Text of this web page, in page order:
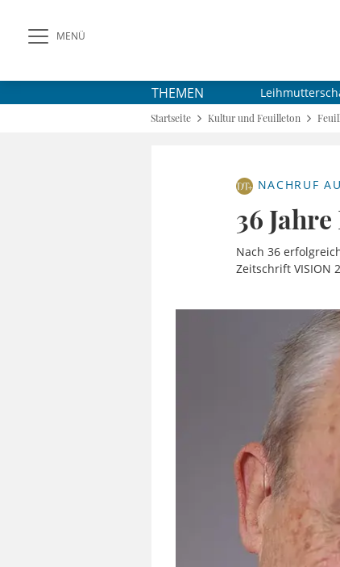
MENÜ
THEMEN
Startseite Kultur und Feuilleton
NACHRUF
36
Nach 36
Zeitschrift VISION